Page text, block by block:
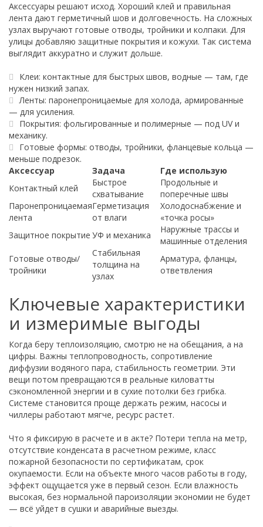
Аксессуары решают исход. Хороший клей и правильная
лента дают герметичный шов и долговечность. На сложных
узлах выручают готовые отводы, тройники и колпаки. Для
улицы добавляю защитные покрытия и кожухи. Так система
выглядит аккуратно и служит дольше.
Клеи: контактные для быстрых швов, водные — там, где
нужен низкий запах.
Ленты: паронепроницаемые для холода, армированные
— для усиления.
Покрытия: фольгированные и полимерные — под UV и
механику.
Готовые формы: отводы, тройники, фланцевые кольца —
меньше подрезок.
Аксессуар
Задача
Где использую
Контактный клей
Быстрое
схватывание
Продольные и
поперечные швы
Паронепроницаемая
лента
Герметизация
от влаги
Холодоснабжение и
«точка росы»
Защитное покрытие УФ и механика
Наружные трассы и
машинные отделения
Готовые отводы/
тройники
Стабильная
толщина на
узлах
Арматура, фланцы,
ответвления
Ключевые характеристики
и измеримые выгоды
Когда беру теплоизоляцию, смотрю не на обещания, а на
цифры. Важны теплопроводность, сопротивление
диффузии водяного пара, стабильность геометрии. Эти
вещи потом превращаются в реальные киловатты
сэкономленной энергии и в сухие потолки без грибка.
Системе становится проще держать режим, насосы и
чиллеры работают мягче, ресурс растет.
Что я фиксирую в расчете и в акте? Потери тепла на метр,
отсутствие конденсата в расчетном режиме, класс
пожарной безопасности по сертификатам, срок
окупаемости. Если на объекте много часов работы в году,
эффект ощущается уже в первый сезон. Если влажность
высокая, без нормальной пароизоляции экономии не будет
— всё уйдет в сушки и аварийные выезды.